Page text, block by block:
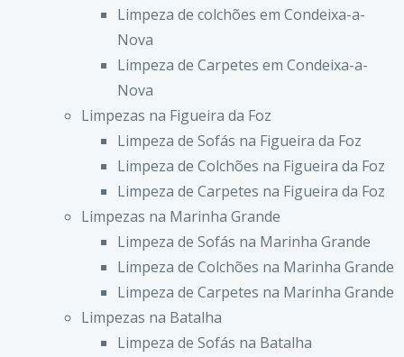
Limpeza de colchões em Condeixa-a-
Nova
Limpeza de Carpetes em Condeixa-a-
Nova
Limpezas na Figueira da Foz
Limpeza de Sofás na Figueira da Foz
Limpeza de Colchões na Figueira da Foz
Limpeza de Carpetes na Figueira da Foz
Limpezas na Marinha Grande
Limpeza de Sofás na Marinha Grande
Limpeza de Colchões na Marinha Grande
Limpeza de Carpetes na Marinha Grande
Limpezas na Batalha
Limpeza de Sofás na Batalha